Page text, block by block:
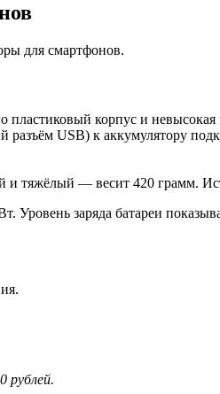
для смартфонов.
корпус и
USB) к аккумулятору
и тяжёлый — весит 420 грамм.
Уровень заряда батареи
рублей.